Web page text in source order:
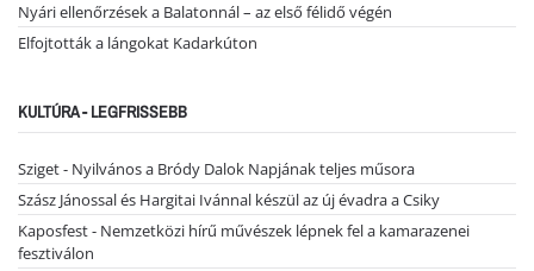
Nyári ellenőrzések a Balatonnál – az első félidő végén
Elfojtották a lángokat Kadarkúton
KULTÚRA - LEGFRISSEBB
Sziget - Nyilvános a Bródy Dalok Napjának teljes műsora
Szász Jánossal és Hargitai Ivánnal készül az új évadra a Csiky
Kaposfest - Nemzetközi hírű művészek lépnek fel a kamarazenei
fesztiválon